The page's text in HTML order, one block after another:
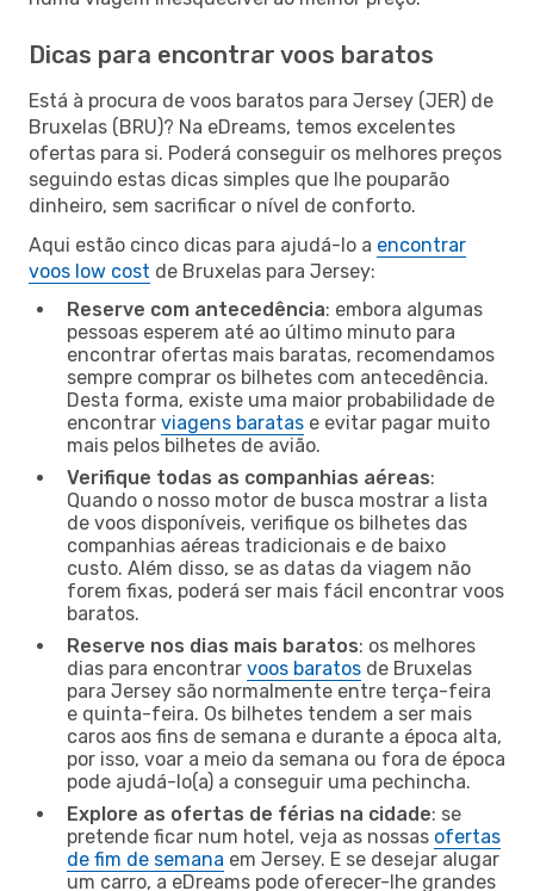
Dicas para encontrar voos baratos
Está à procura de voos baratos para Jersey (JER) de
Bruxelas (BRU)? Na eDreams, temos excelentes
ofertas para si. Poderá conseguir os melhores preços
seguindo estas dicas simples que lhe pouparão
dinheiro, sem sacrificar o nível de conforto.
Aqui estão cinco dicas para ajudá-lo a encontrar
voos low cost de Bruxelas para Jersey:
Reserve com antecedência: embora algumas
pessoas esperem até ao último minuto para
encontrar ofertas mais baratas, recomendamos
sempre comprar os bilhetes com antecedência.
Desta forma, existe uma maior probabilidade de
encontrar viagens baratas e evitar pagar muito
mais pelos bilhetes de avião.
Verifique todas as companhias aéreas:
Quando o nosso motor de busca mostrar a lista
de voos disponíveis, verifique os bilhetes das
companhias aéreas tradicionais e de baixo
custo. Além disso, se as datas da viagem não
forem fixas, poderá ser mais fácil encontrar voos
baratos.
Reserve nos dias mais baratos: os melhores
dias para encontrar voos baratos de Bruxelas
para Jersey são normalmente entre terça-feira
e quinta-feira. Os bilhetes tendem a ser mais
caros aos fins de semana e durante a época alta,
por isso, voar a meio da semana ou fora de época
pode ajudá-lo(a) a conseguir uma pechincha.
Explore as ofertas de férias na cidade: se
pretende ficar num hotel, veja as nossas ofertas
de fim de semana em Jersey. E se desejar alugar
um carro, a eDreams pode oferecer-lhe grandes